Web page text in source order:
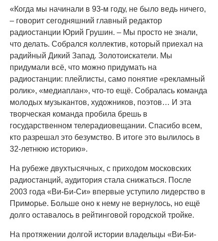
«Когда мы начинали в 93-м году, не было ведь ничего,
– говорит сегодняшний главный редактор
радиостанции Юрий Грушин. – Мы просто не знали,
что делать. Собрался коллектив, который приехал на
радийный Дикий Запад. Золотоискатели. Мы
придумали всё, что можно придумать на
радиостанции: плейлисты, само понятие «рекламный
ролик», «медиаплан», что-то ещё. Собралась команда
молодых музыкантов, художников, поэтов… И эта
творческая команда пробила брешь в
государственном телерадиовещании. Спасибо всем,
кто разрешал это безумство. В итоге это вылилось в
32-летнюю историю».
На рубеже двухтысячных, с приходом московских
радиостанций, аудитория стала снижаться. После
2003 года «Ви-Би-Си» впервые уступило лидерство в
Приморье. Больше оно к нему не вернулось, но ещё
долго оставалось в рейтинговой городской тройке.
На протяжении долгой истории владельцы «Ви-Би-